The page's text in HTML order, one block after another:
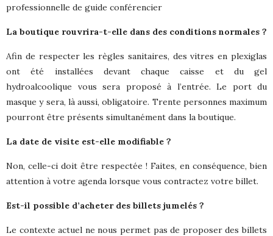
professionnelle de guide conférencier
La boutique rouvrira-t-elle dans des conditions normales ?
Afin de respecter les règles sanitaires, des vitres en plexiglas
ont été installées devant chaque caisse et du gel
hydroalcoolique vous sera proposé à l’entrée. Le port du
masque y sera, là aussi, obligatoire. Trente personnes maximum
pourront être présents simultanément dans la boutique.
La date de visite est-elle modifiable ?
Non, celle-ci doit être respectée ! Faites, en conséquence, bien
attention à votre agenda lorsque vous contractez votre billet.
Est-il possible d’acheter des billets jumelés ?
Le contexte actuel ne nous permet pas de proposer des billets